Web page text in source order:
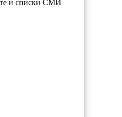
и списки СМИ